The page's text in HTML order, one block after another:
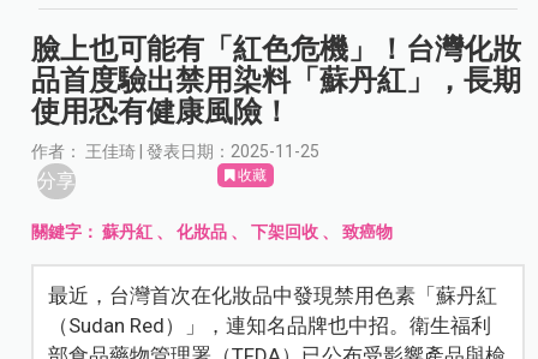
臉上也可能有「紅色危機」！台灣化妝
品首度驗出禁用染料「蘇丹紅」，長期
使用恐有健康風險！
作者： 王佳琦 | 發表日期：2025-11-25
分享 收藏
關鍵字：蘇丹紅 、化妝品 、下架回收 、致癌物
最近，台灣首次在化妝品中發現禁用色素「蘇丹紅
（Sudan Red）」，連知名品牌也中招。衛生福利